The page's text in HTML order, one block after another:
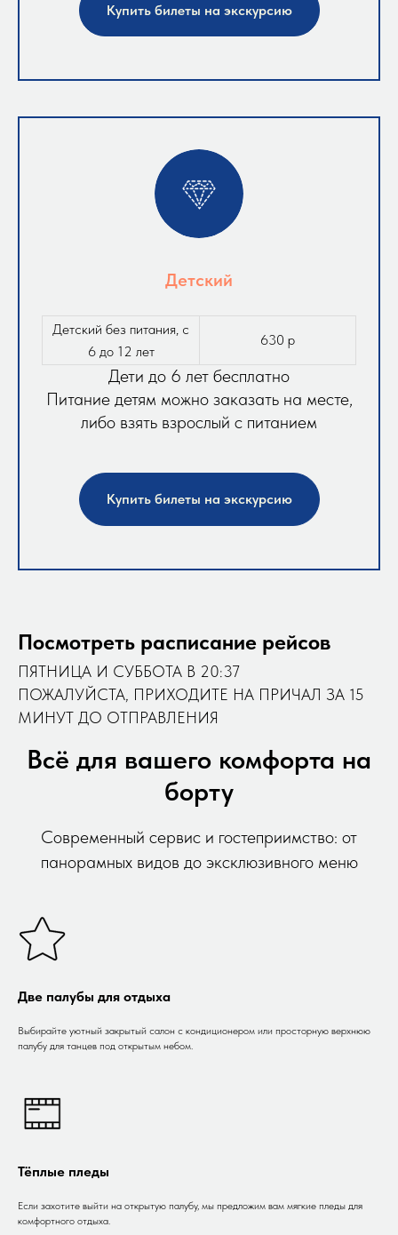
Купить билеты на экскурсию
Детский
Детский без питания, с
6 до 12 лет
630 р
Дети до 6 лет бесплатно
Питание детям можно заказать на месте,
либо взять взрослый с питанием
Купить билеты на экскурсию
Посмотреть расписание рейсов
ПЯТНИЦА И СУББОТА В 20:37
ПОЖАЛУЙСТА, ПРИХОДИТЕ НА ПРИЧАЛ ЗА 15
МИНУТ ДО ОТПРАВЛЕНИЯ
Всё для вашего комфорта на
борту
Современный сервис и гостеприимство: от
панорамных видов до эксклюзивного меню
Две палубы для отдыха
Выбирайте уютный закрытый салон с кондиционером или просторную верхнюю
палубу для танцев под открытым небом.
Тёплые пледы
Если захотите выйти на открытую палубу, мы предложим вам мягкие пледы для
комфортного отдыха.